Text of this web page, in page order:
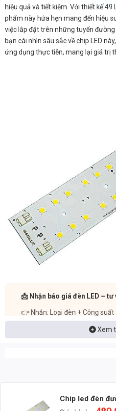
hiệu quả và tiết kiệm. Với thiết kế 49
phẩm này hứa hẹn mang đến hiệu
việc lắp đặt trên những tuyến
bạn cái nhìn sâu sắc về chip LED
ứng dụng thực tiễn, mang lại giá trị
📩 Nhận báo giá đèn LED –
👉 Nhắn: Loại đèn + Công
Chip LED đèn đường phố OEM
Xem
Chip led đèn
công suất